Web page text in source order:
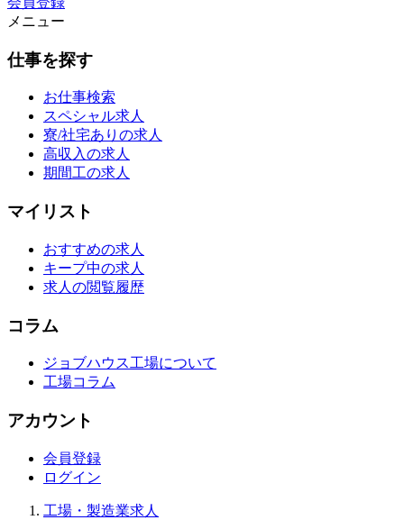
メニュー
仕事を探す
お仕事検索
スペシャル求人
寮/社宅ありの求人
高収入の求人
期間工の求人
マイリスト
おすすめの求人
キープ中の求人
求人の閲覧履歴
コラム
ジョブハウス工場について
工場コラム
アカウント
会員登録
ログイン
工場・製造業求人